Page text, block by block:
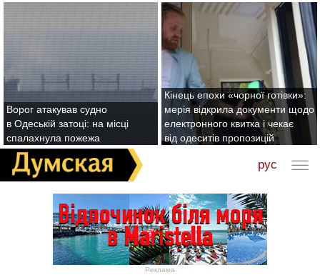
Ворог атакував судно
в Одеській затоці: на місці
спалахнула пожежа
Кінець епохи «чорної готівки»:
мерія відкрила документи щодо
електронного квитка і чекає
від одеситів пропозицій
рус
Реклама